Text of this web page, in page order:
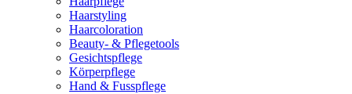
Haarstyling
Haarcoloration
Beauty- & Pflegetools
Gesichtspflege
Körperpflege
Hand & Fusspflege